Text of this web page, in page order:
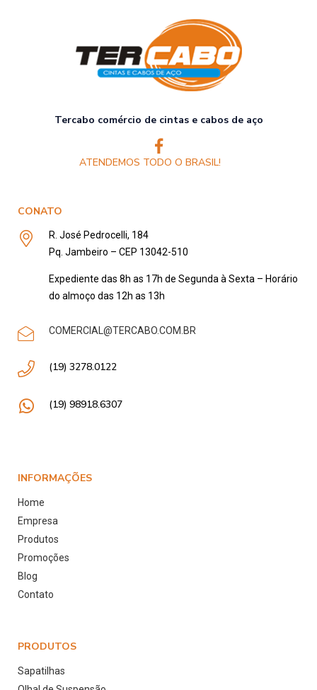
Tercabo comércio de cintas e cabos de aço
ATENDEMOS TODO O BRASIL!
CONATO
R. José Pedrocelli, 184
Pq. Jambeiro – CEP 13042-510
Expediente das 8h as 17h de Segunda à Sexta – Horário
do almoço das 12h as 13h
COMERCIAL@TERCABO.COM.BR
(19) 3278.0122
(19) 98918.6307
INFORMAÇÕES
Home
Empresa
Produtos
Promoções
Blog
Contato
PRODUTOS
Sapatilhas